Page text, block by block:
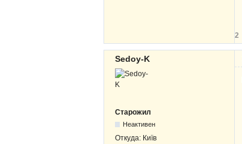
2
Sedoy-K
Старожил
Неактивен
Откуда: Київ